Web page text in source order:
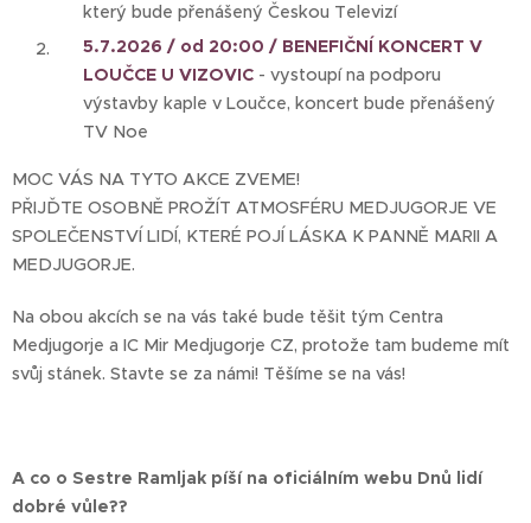
který bude přenášený Českou Televizí
5.7.2026 / od 20:00 / BENEFIČNÍ KONCERT V
LOUČCE U VIZOVIC - vystoupí na podporu
výstavby kaple v Loučce, koncert bude přenášený
TV Noe
MOC VÁS NA TYTO AKCE ZVEME!
PŘIJĎTE OSOBNĚ PROŽÍT ATMOSFÉRU MEDJUGORJE VE
SPOLEČENSTVÍ LIDÍ, KTERÉ POJÍ LÁSKA K PANNĚ MARII A
MEDJUGORJE.
Na obou akcích se na vás také bude těšit tým Centra
Medjugorje a IC Mir Medjugorje CZ, protože tam budeme mít
svůj stánek. Stavte se za námi! Těšíme se na vás!
A co o Sestre Ramljak píší na oficiálním webu Dnů lidí
dobré vůle??